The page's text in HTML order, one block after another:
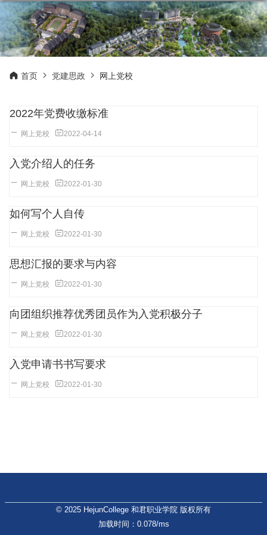
首页 党建思政 网上党校
2022年党费收缴标准
网上党校 2022-04-14
入党介绍人的任务
网上党校 2022-01-30
如何写个人自传
网上党校 2022-01-30
思想汇报的要求与内容
网上党校 2022-01-30
向团组织推荐优秀团员作为入党积极分子
网上党校 2022-01-30
入党申请书书写要求
网上党校 2022-01-30
© 2025 HejunCollege 和君职业学院 版权所有
加载时间：0.078/ms